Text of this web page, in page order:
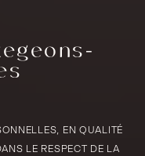
EN QUALITÉ
LE RESPECT DE LA